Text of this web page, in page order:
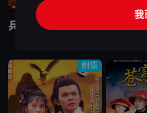
兵王
剧情
我